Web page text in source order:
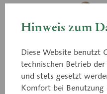
Hinweis zum
Diese Website benutzt
technischen Betrieb
und stets gesetzt
Komfort bei Benutzung